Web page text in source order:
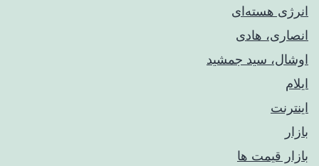
انرژی هسته‌ای
انصاری، هادی
اوشال، سید جمشید
ایلام
اینترنت
بازار
بازار قیمت ها